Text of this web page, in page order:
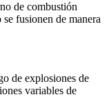
de combustión
fusionen de manera
de explosiones de
variables de